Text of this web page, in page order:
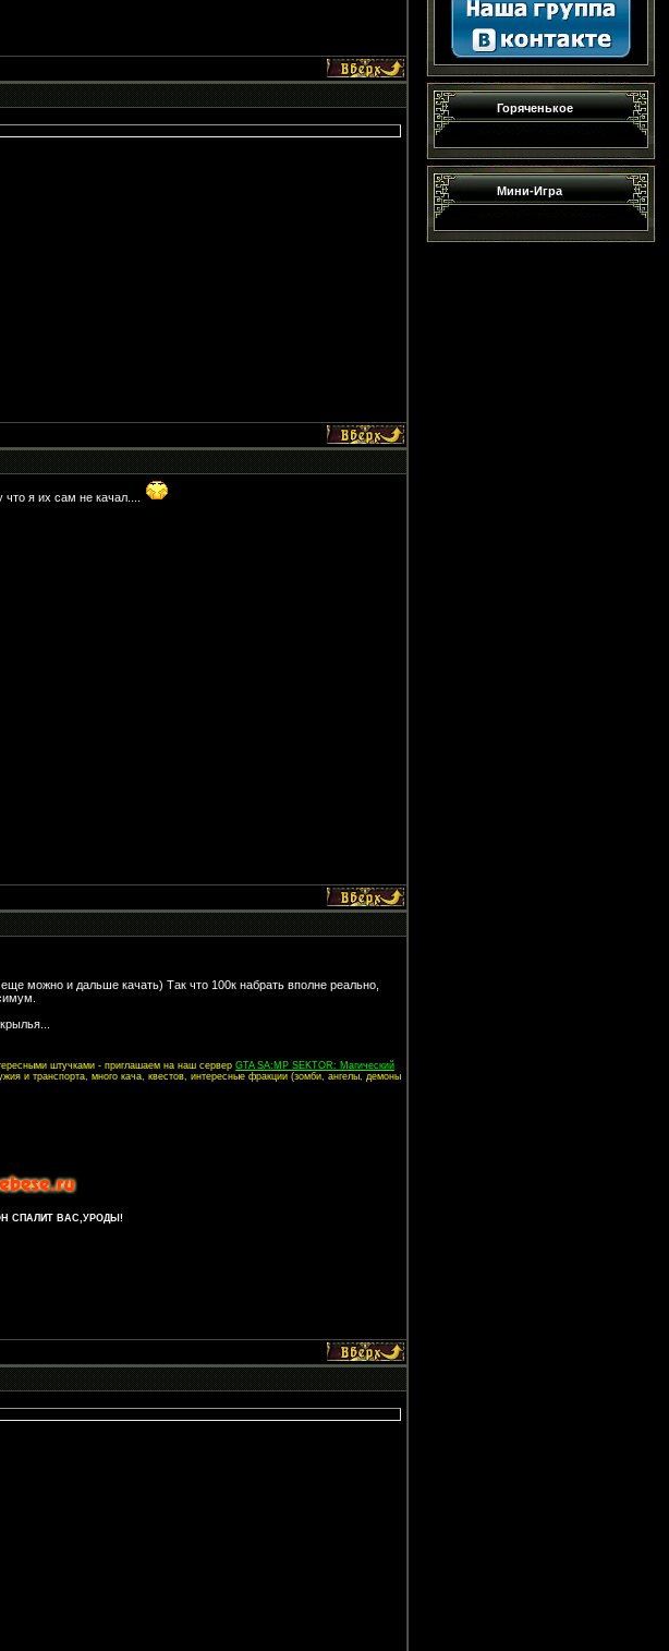
я их сам не качал....
можно и дальше качать) Так что 100к набрать вполне реально,
штучками - приглашаем на наш серверGTA SA:MP SEKTOR: Магический
и транспорта, много кача, квестов, интересные фракции (зомби, ангелы, демоны
СПАЛИТ ВАС,УРОДЫ!
Горяченькое
Мини-Игра